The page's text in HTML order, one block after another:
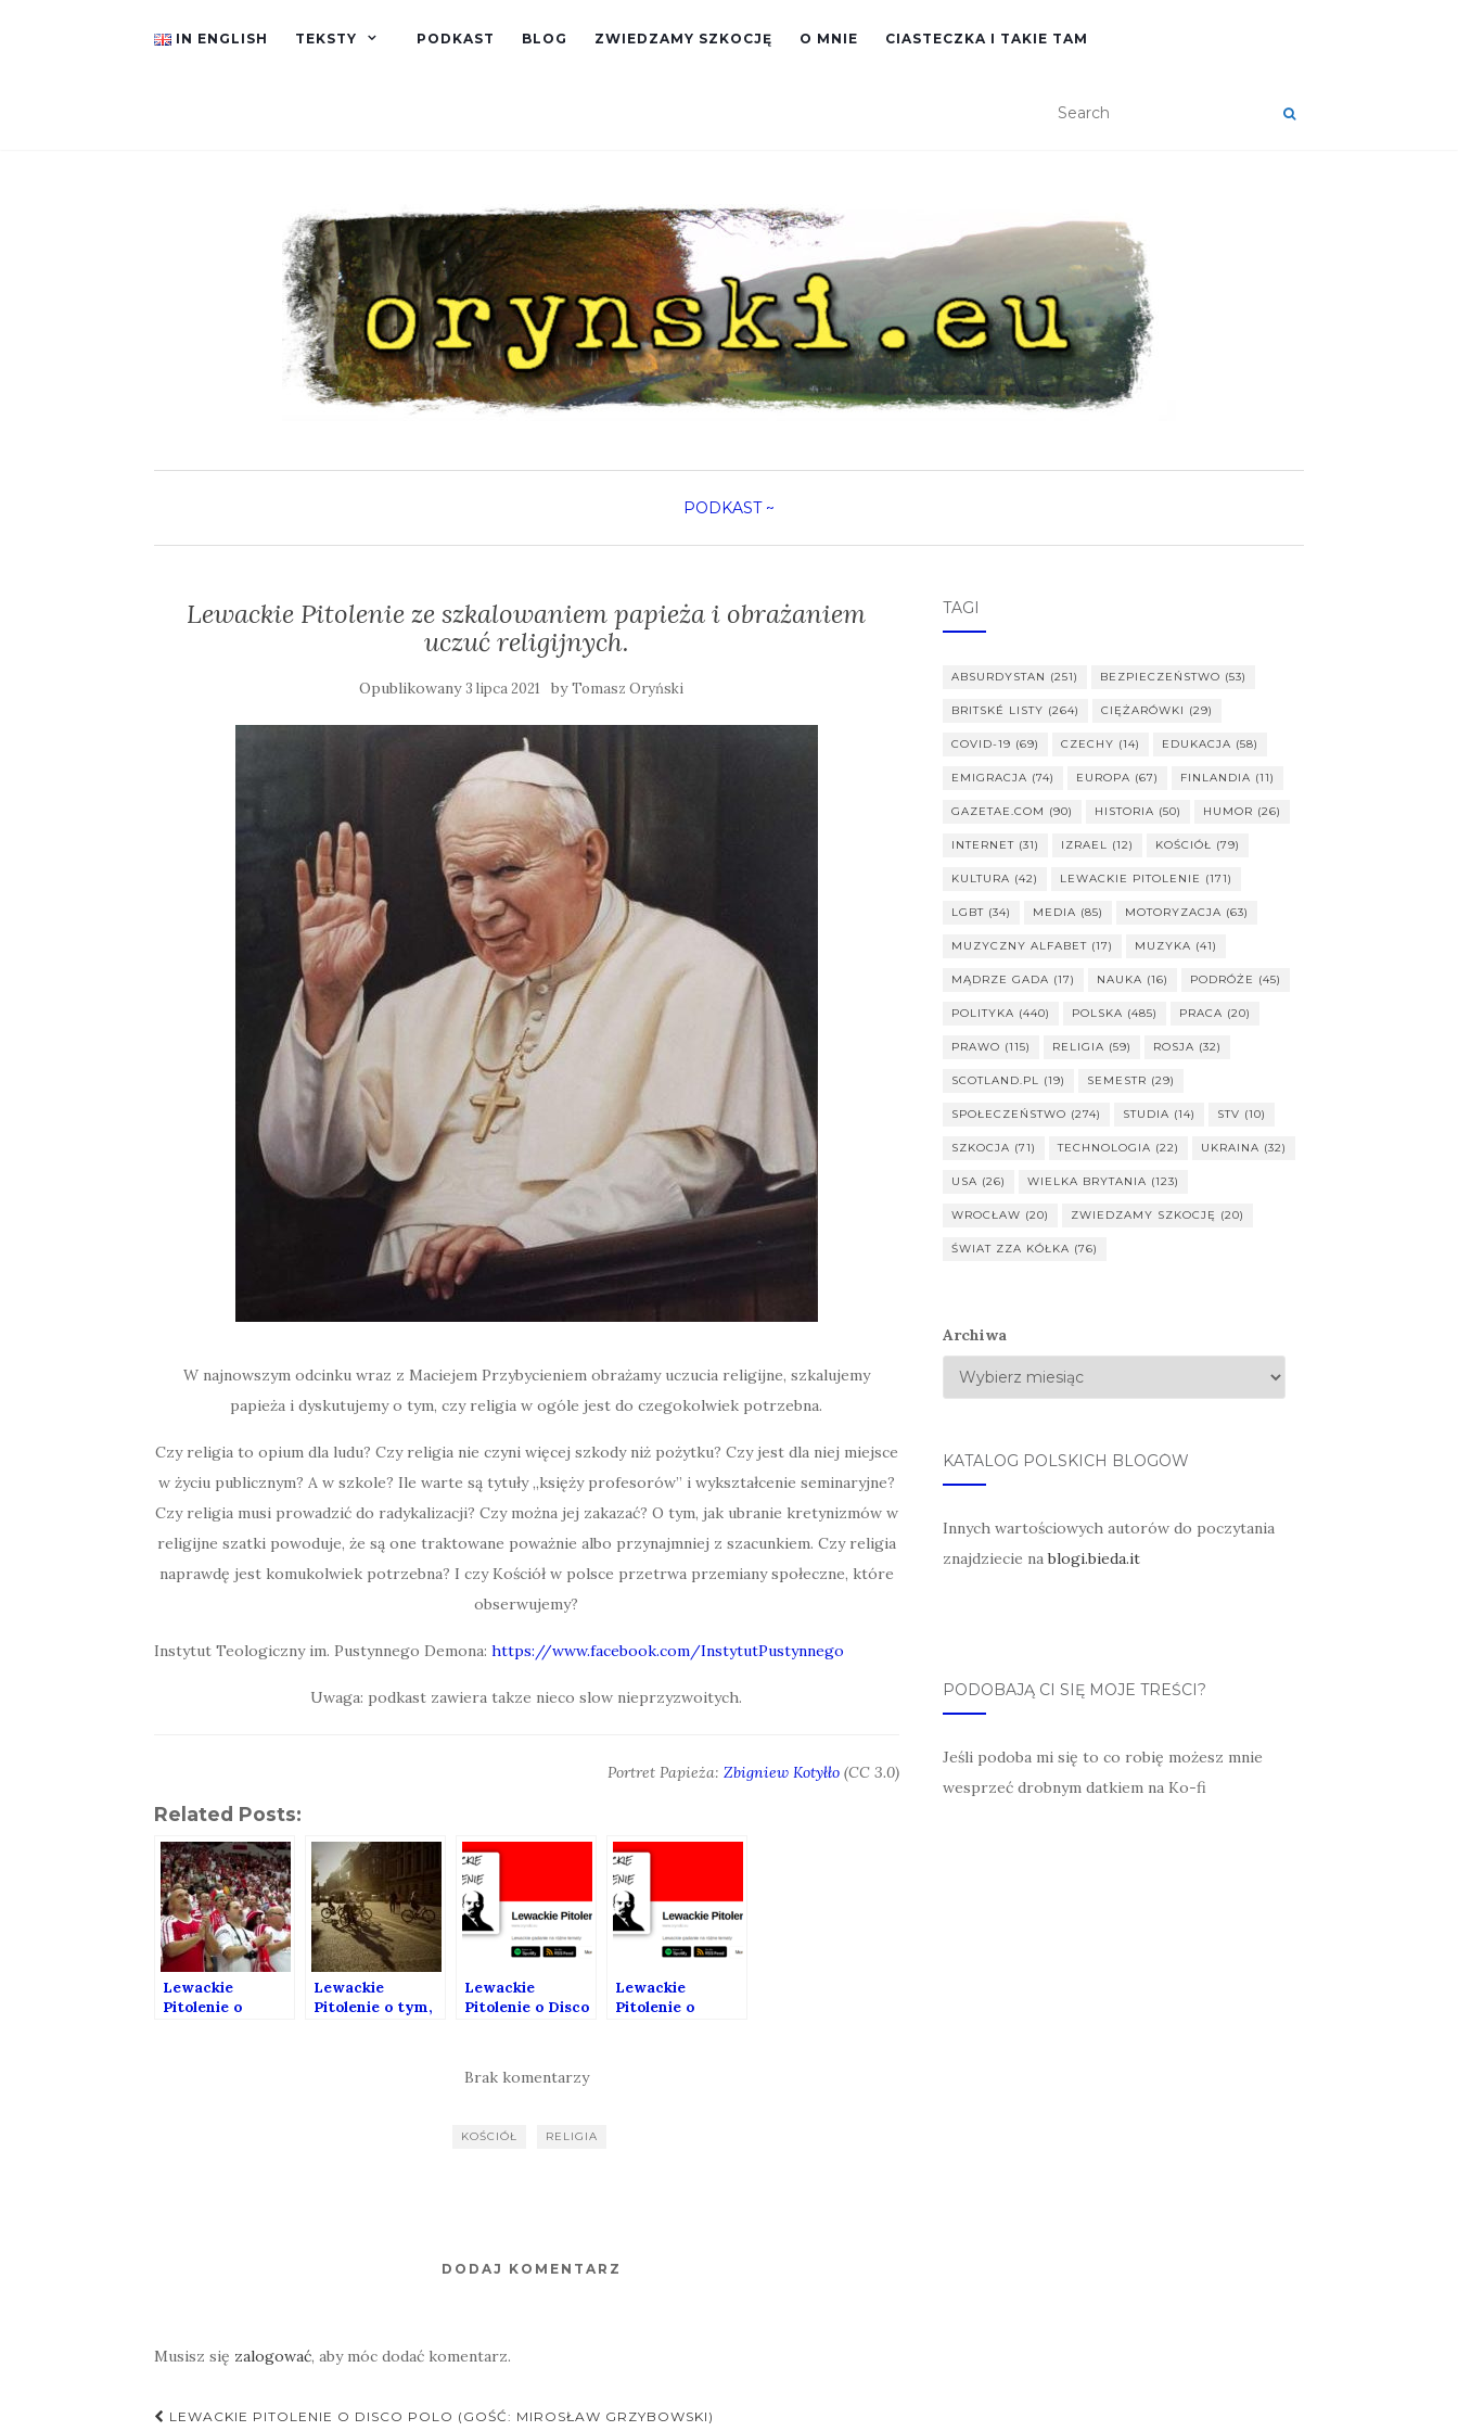
IN ENGLISH TEKSTY PODKAST BLOG ZWIEDZAMY SZKOCJĘ O MNIE CIASTECZKA I TAKIE TAM
PODKAST ~
Lewackie Pitolenie ze szkalowaniem papieża i obrażaniem
uczuć religijnych.
Opublikowany 3 lipca 2021 byTomasz Oryński
W najnowszym odcinku wraz z Maciejem Przybycieniem obrażamy uczucia religijne, szkalujemy
papieża i dyskutujemy o tym, czy religia w ogóle jest do czegokolwiek potrzebna.
Czy religia to opium dla ludu? Czy religia nie czyni więcej szkody niż pożytku? Czy jest dla niej miejsce
w życiu publicznym? A w szkole? Ile warte są tytuły „księży profesorów” i wykształcenie seminaryjne?
Czy religia musi prowadzić do radykalizacji? Czy można jej zakazać? O tym, jak ubranie kretynizmów w
religijne szatki powoduje, że są one traktowane poważnie albo przynajmniej z szacunkiem. Czy religia
naprawdę jest komukolwiek potrzebna? I czy Kościół w polsce przetrwa przemiany społeczne, które
obserwujemy?
Instytut Teologiczny im. Pustynnego Demona: https://www.facebook.com/InstytutPustynnego
Uwaga: podkast zawiera takze nieco slow nieprzyzwoitych.
Portret Papieża: Zbigniew Kotyłło(CC 3.0)
Related Posts:
Lewackie
Pitolenie o
Lewackie
Pitolenie o tym,
Lewackie
Pitolenie o Disco
Lewackie
Pitolenie o
Brak komentarzy
KOŚCIÓŁ RELIGIA
DODAJ KOMENTARZ
Musisz się zalogować, aby móc dodać komentarz.
Nawigacja
LEWACKIE PITOLENIE O DISCO POLO (GOŚĆ: MIROSŁAW GRZYBOWSKI)
TAGI
ABSURDYSTAN (251) BEZPIECZEŃSTWO (53)
BRITSKÉ LISTY (264) CIĘŻARÓWKI (29)
COVID-19 (69) CZECHY (14) EDUKACJA (58)
EMIGRACJA (74) EUROPA (67) FINLANDIA (11)
GAZETAE.COM (90) HISTORIA (50) HUMOR (26)
INTERNET(31) IZRAEL (12) KOŚCIÓŁ (79)
KULTURA (42) LEWACKIE PITOLENIE (171)
LGBT(34) MEDIA (85) MOTORYZACJA (63)
MUZYCZNY ALFABET(17) MUZYKA (41)
MĄDRZE GADA (17) NAUKA (16) PODRÓŻE (45)
POLITYKA (440) POLSKA (485) PRACA (20)
PRAWO (115) RELIGIA (59) ROSJA (32)
SCOTLAND.PL (19) SEMESTR (29)
SPOŁECZEŃSTWO (274) STUDIA (14) STV (10)
SZKOCJA (71) TECHNOLOGIA (22) UKRAINA (32)
USA (26) WIELKA BRYTANIA (123)
WROCŁAW (20) ZWIEDZAMY SZKOCJĘ (20)
ŚWIAT ZZA KÓŁKA (76)
Archiwa
KATALOG POLSKICH BLOGÓW
Innych wartościowych autorów do poczytania
znajdziecie nablogi.bieda.it
PODOBAJĄ CI SIĘ MOJE TREŚCI?
Jeśli podoba mi się to co robię możesz mnie
wesprzeć drobnym datkiem na Ko-fi